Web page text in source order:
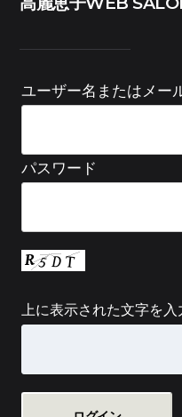
ユーザー名またはメー
パスワード
上に表示された文字を入